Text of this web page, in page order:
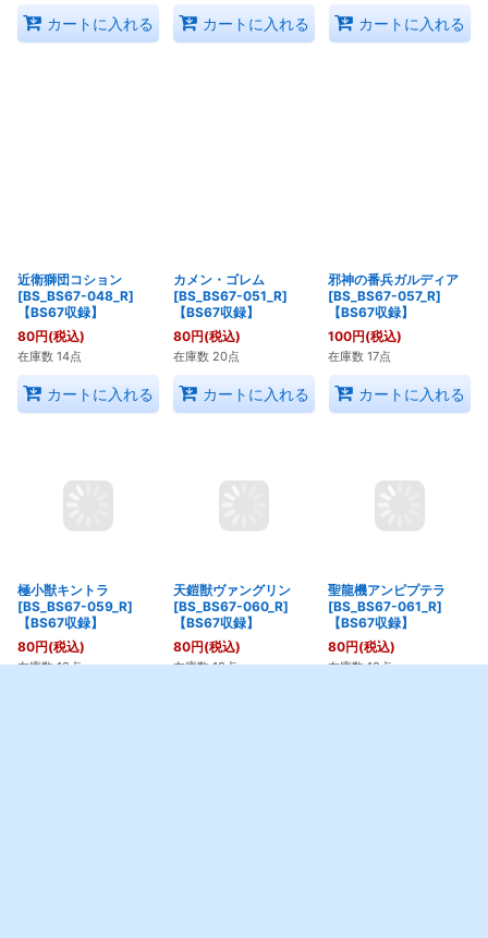
カートに入れる カートに入れる カートに入れる
近衛獅団コション
[BS_BS67-048_R]
【BS67収録】
80円(税込)
在庫数 14点
カートに入れる
カメン・ゴレム
[BS_BS67-051_R]
【BS67収録】
80円(税込)
在庫数 20点
カートに入れる
邪神の番兵ガルディア
[BS_BS67-057_R]
【BS67収録】
100円(税込)
在庫数 17点
カートに入れる
極小獣キントラ
[BS_BS67-059_R]
天鎧獣ヴァングリン
[BS_BS67-060_R]
聖龍機アンピプテラ
[BS_BS67-061_R]